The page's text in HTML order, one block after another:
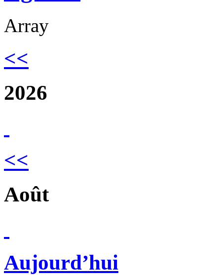
Array
<<
2026
<<
Août
Aujourd’hui